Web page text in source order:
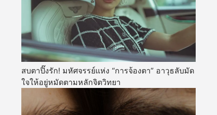
สบตาปิ๊งรัก! มหัศจรรย์แห่ง “การจ้องตา” อาวุธลับมัด
ใจให้อยู่หมัดตามหลักจิตวิทยา